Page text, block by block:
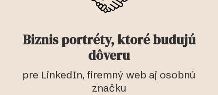
Biznis portréty, ktoré budujú
dôveru
pre LinkedIn, firemný web aj osobnú
značku